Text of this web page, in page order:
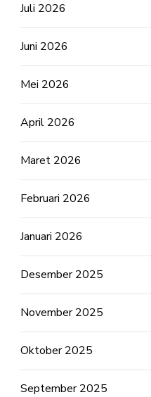
Juli 2026
Juni 2026
Mei 2026
April 2026
Maret 2026
Februari 2026
Januari 2026
Desember 2025
November 2025
Oktober 2025
September 2025